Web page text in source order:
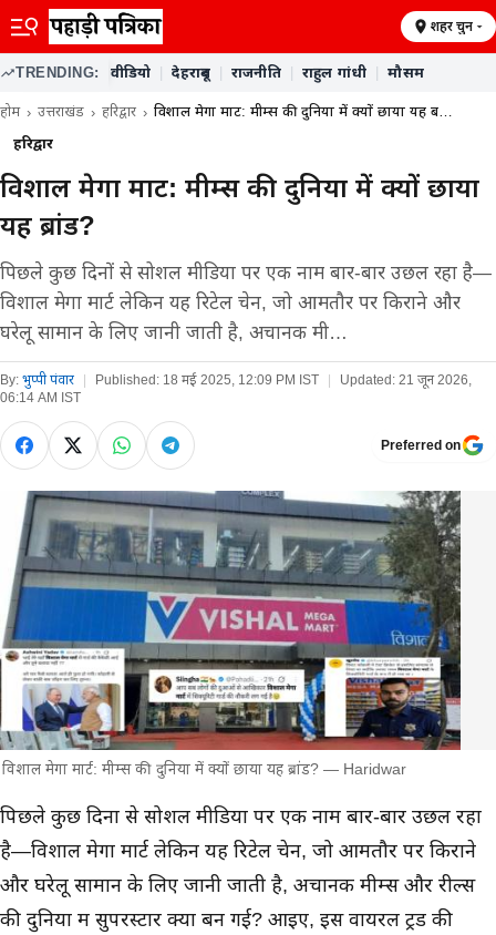
शहर चुनें
TRENDING: वीडियो देहरादून राजनीति राहुल गांधी मौसम
होम उत्तराखंड हरिद्वार विशाल मेगा मार्ट: मीम्स की दुनिया में क्यों छाया यह ब…
हरिद्वार
विशाल मेगा मार्ट: मीम्स की दुनिया में क्यों छाया
यह ब्रांड?
पिछले कुछ दिनों से सोशल मीडिया पर एक नाम बार-बार उछल रहा है—
विशाल मेगा मार्ट लेकिन यह रिटेल चेन, जो आमतौर पर किराने और
घरेलू सामान के लिए जानी जाती है, अचानक मी…
By: भुप्पी पंवार Published: 18 मई 2025, 12:09 PM IST Updated: 21 जून 2026,
06:14 AM IST
Preferred on
विशाल मेगा मार्ट: मीम्स की दुनिया में क्यों छाया यह ब्रांड? — Haridwar
मुख्य समाचार
पिछले कुछ दिनों से सोशल मीडिया पर एक नाम बार-बार उछल रहा
है—विशाल मेगा मार्ट लेकिन यह रिटेल चेन, जो आमतौर पर किराने
और घरेलू सामान के लिए जानी जाती है, अचानक मीम्स और रील्स
की दुनिया में सुपरस्टार क्यों बन गई? आइए, इस वायरल ट्रेंड की